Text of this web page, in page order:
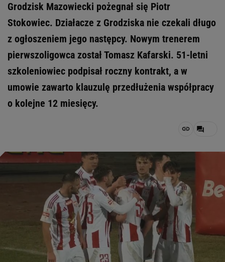
Grodzisk Mazowiecki pożegnał się Piotr
Stokowiec. Działacze z Grodziska nie czekali długo
z ogłoszeniem jego następcy. Nowym trenerem
pierwszoligowca został Tomasz Kafarski. 51-letni
szkoleniowiec podpisał roczny kontrakt, a w
umowie zawarto klauzulę przedłużenia współpracy
o kolejne 12 miesięcy.